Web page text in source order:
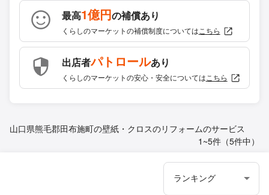
最高1億円の補償あり
くらしのマーケットの補償制度については こちら
出店者パトロールあり
くらしのマーケットの安心・安全については こちら
山口県熊毛郡田布施町の壁紙・クロスのリフォームのサービス
1~5件（5件中）